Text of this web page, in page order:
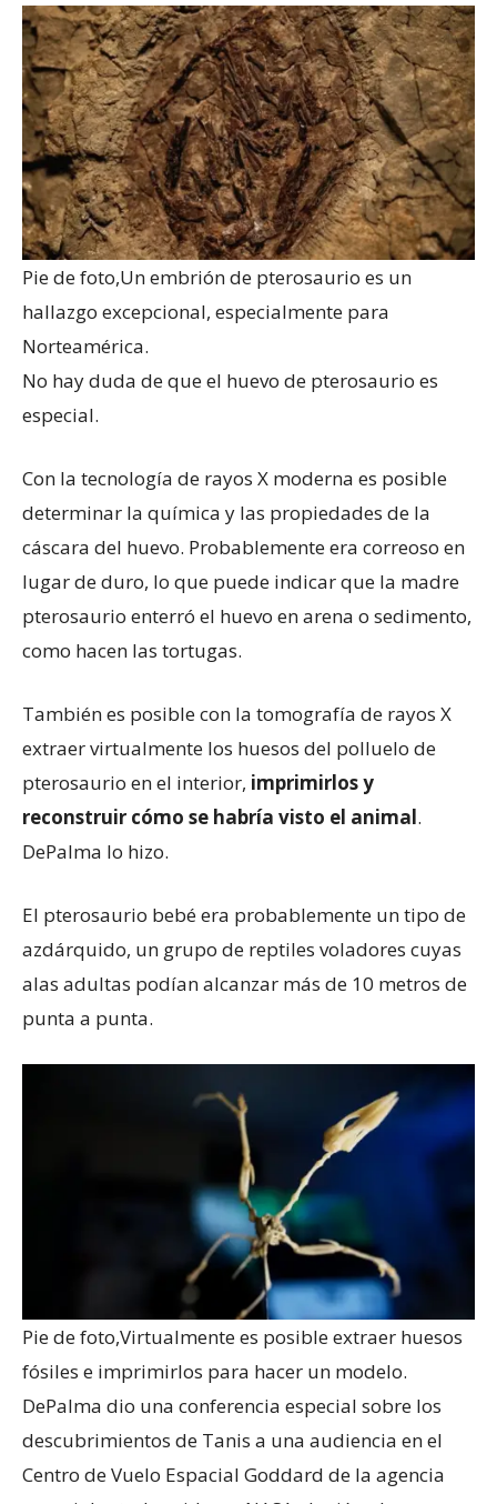
Pie de foto,Un embrión de pterosaurio es un
hallazgo excepcional, especialmente para
Norteamérica.
No hay duda de que el huevo de pterosaurio es
especial.
Con la tecnología de rayos X moderna es posible
determinar la química y las propiedades de la
cáscara del huevo. Probablemente era correoso en
lugar de duro, lo que puede indicar que la madre
pterosaurio enterró el huevo en arena o sedimento,
como hacen las tortugas.
También es posible con la tomografía de rayos X
extraer virtualmente los huesos del polluelo de
pterosaurio en el interior, imprimirlos y
reconstruir cómo se habría visto el animal.
DePalma lo hizo.
El pterosaurio bebé era probablemente un tipo de
azdárquido, un grupo de reptiles voladores cuyas
alas adultas podían alcanzar más de 10 metros de
punta a punta.
Pie de foto,Virtualmente es posible extraer huesos
fósiles e imprimirlos para hacer un modelo.
DePalma dio una conferencia especial sobre los
descubrimientos de Tanis a una audiencia en el
Centro de Vuelo Espacial Goddard de la agencia